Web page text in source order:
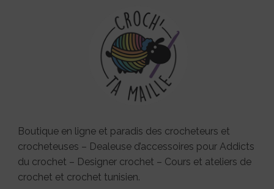
Boutique en ligne et paradis des crocheteurs et
crocheteuses – Dealeuse d’accessoires pour Addicts
du crochet – Designer crochet – Cours et ateliers de
crochet et crochet tunisien.